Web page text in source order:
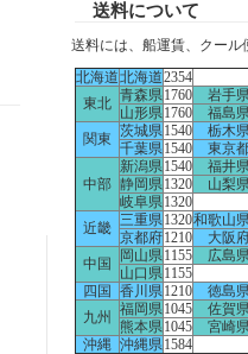
送料について
送料には、船運賃、クール
北海道北海道2354
東北 青森県1760 岩手
山形県1760 福島
関東 茨城県1540 栃木
千葉県1540 東京
中部
新潟県1540 福井
静岡県1320 山梨
岐阜県1320
近畿 三重県1320和歌山
京都府1210 大阪
中国
岡山県1155 広島
山口県1155
四国
香川県1210 徳島
九州
福岡県1045 佐賀
熊本県1045 宮崎
沖縄 沖縄県1584